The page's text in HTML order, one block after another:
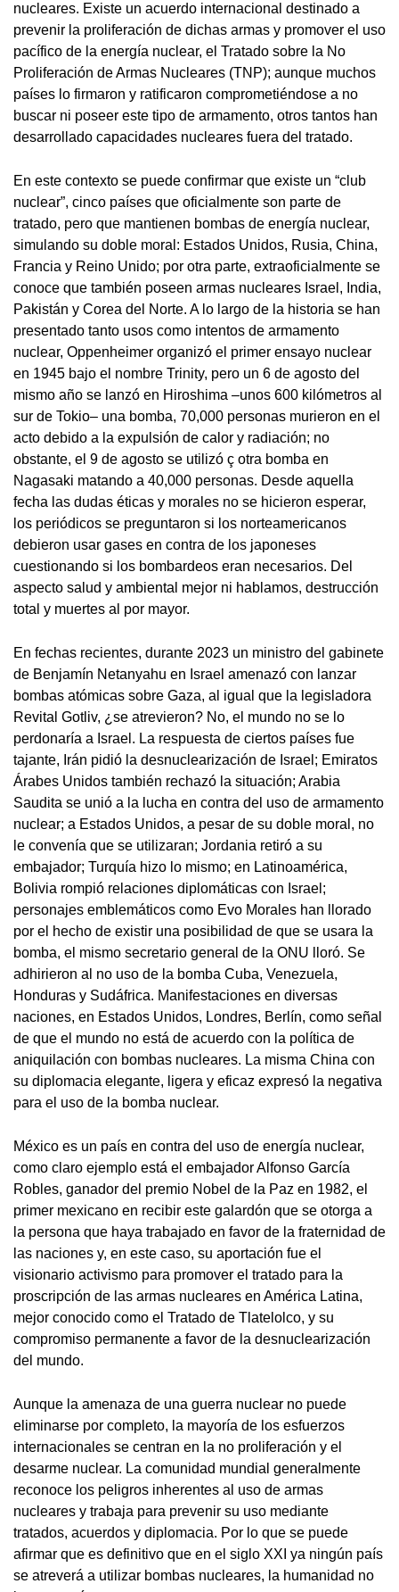
nucleares. Existe un acuerdo internacional destinado a
prevenir la proliferación de dichas armas y promover el uso
pacífico de la energía nuclear, el Tratado sobre la No
Proliferación de Armas Nucleares (TNP); aunque muchos
países lo firmaron y ratificaron comprometiéndose a no
buscar ni poseer este tipo de armamento, otros tantos han
desarrollado capacidades nucleares fuera del tratado.
En este contexto se puede confirmar que existe un “club
nuclear”, cinco países que oficialmente son parte de
tratado, pero que mantienen bombas de energía nuclear,
simulando su doble moral: Estados Unidos, Rusia, China,
Francia y Reino Unido; por otra parte, extraoficialmente se
conoce que también poseen armas nucleares Israel, India,
Pakistán y Corea del Norte. A lo largo de la historia se han
presentado tanto usos como intentos de armamento
nuclear, Oppenheimer organizó el primer ensayo nuclear
en 1945 bajo el nombre Trinity, pero un 6 de agosto del
mismo año se lanzó en Hiroshima ­–unos 600 kilómetros al
sur de Tokio– una bomba, 70,000 personas murieron en el
acto debido a la expulsión de calor y radiación; no
obstante, el 9 de agosto se utilizó ç otra bomba en
Nagasaki matando a 40,000 personas. Desde aquella
fecha las dudas éticas y morales no se hicieron esperar,
los periódicos se preguntaron si los norteamericanos
debieron usar gases en contra de los japoneses
cuestionando si los bombardeos eran necesarios. Del
aspecto salud y ambiental mejor ni hablamos, destrucción
total y muertes al por mayor.
En fechas recientes, durante 2023 un ministro del gabinete
de Benjamín Netanyahu en Israel amenazó con lanzar
bombas atómicas sobre Gaza, al igual que la legisladora
Revital Gotliv, ¿se atrevieron? No, el mundo no se lo
perdonaría a Israel. La respuesta de ciertos países fue
tajante, Irán pidió la desnuclearización de Israel; Emiratos
Árabes Unidos también rechazó la situación; Arabia
Saudita se unió a la lucha en contra del uso de armamento
nuclear; a Estados Unidos, a pesar de su doble moral, no
le convenía que se utilizaran; Jordania retiró a su
embajador; Turquía hizo lo mismo; en Latinoamérica,
Bolivia rompió relaciones diplomáticas con Israel;
personajes emblemáticos como Evo Morales han llorado
por el hecho de existir una posibilidad de que se usara la
bomba, el mismo secretario general de la ONU lloró. Se
adhirieron al no uso de la bomba Cuba, Venezuela,
Honduras y Sudáfrica. Manifestaciones en diversas
naciones, en Estados Unidos, Londres, Berlín, como señal
de que el mundo no está de acuerdo con la política de
aniquilación con bombas nucleares. La misma China con
su diplomacia elegante, ligera y eficaz expresó la negativa
para el uso de la bomba nuclear.
México es un país en contra del uso de energía nuclear,
como claro ejemplo está el embajador Alfonso García
Robles, ganador del premio Nobel de la Paz en 1982, el
primer mexicano en recibir este galardón que se otorga a
la persona que haya trabajado en favor de la fraternidad de
las naciones y, en este caso, su aportación fue el
visionario activismo para promover el tratado para la
proscripción de las armas nucleares en América Latina,
mejor conocido como el Tratado de Tlatelolco, y su
compromiso permanente a favor de la desnuclearización
del mundo.
Aunque la amenaza de una guerra nuclear no puede
eliminarse por completo, la mayoría de los esfuerzos
internacionales se centran en la no proliferación y el
desarme nuclear. La comunidad mundial generalmente
reconoce los peligros inherentes al uso de armas
nucleares y trabaja para prevenir su uso mediante
tratados, acuerdos y diplomacia. Por lo que se puede
afirmar que es definitivo que en el siglo XXI ya ningún país
se atreverá a utilizar bombas nucleares, la humanidad no